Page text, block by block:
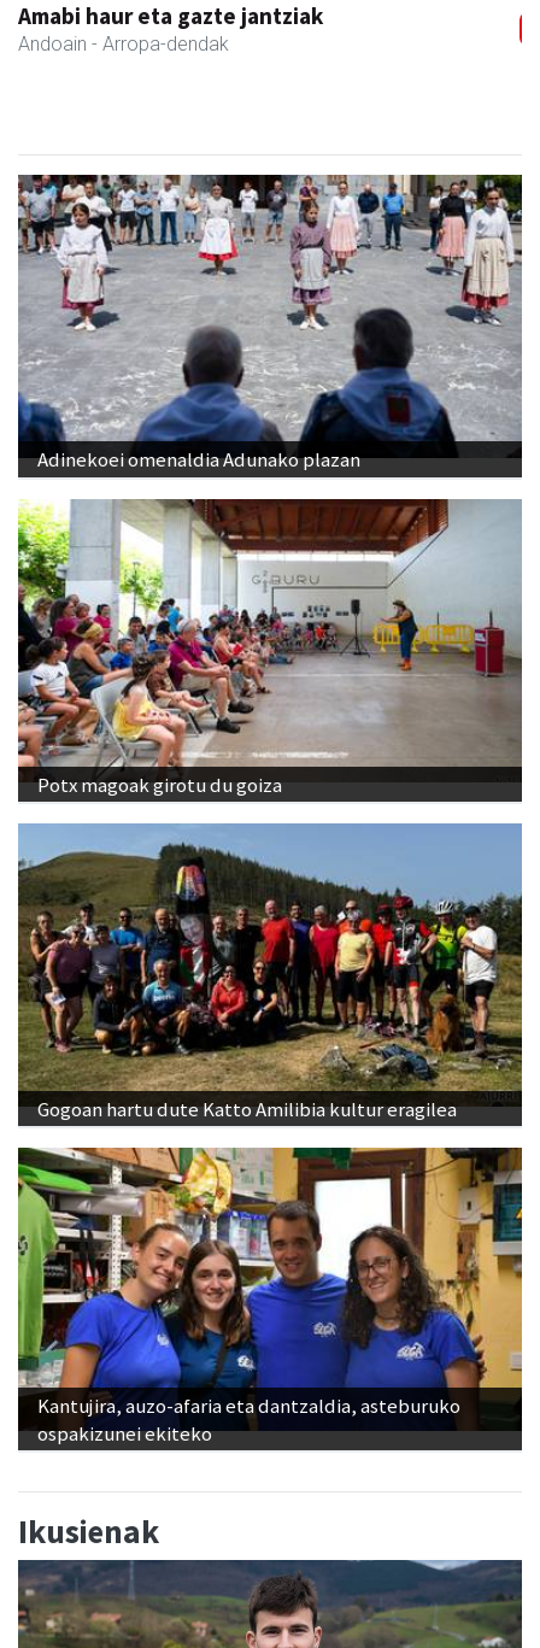
Adats ileapaindegi eta estetika
Andoain - Ile-apaindegiak
Adinekoei omenaldia Adunako plazan
Potx magoak girotu du goiza
Gogoan hartu dute Katto Amilibia kultur eragilea
Kantujira, auzo-afaria eta dantzaldia, asteburuko
ospakizunei ekiteko
Ikusienak